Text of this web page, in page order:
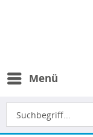
Menü